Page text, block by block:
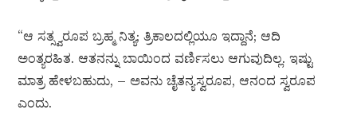
“ಆ ಸತ್ಸ್ವರೂಪ ಬ್ರಹ್ಮ ನಿತ್ಯ; ತ್ರಿಕಾಲದಲ್ಲಿಯೂ ಇದ್ದಾನೆ; ಆದಿ
ಅಂತ್ಯರಹಿತ. ಆತನನ್ನು ಬಾಯಿಂದ ವರ್ಣಿಸಲು ಆಗುವುದಿಲ್ಲ. ಇಷ್ಟು
ಮಾತ್ರ ಹೇಳಬಹುದು, – ಅವನು ಚೈತನ್ಯಸ್ವರೂಪ, ಆನಂದ ಸ್ವರೂಪ
ಎಂದು.